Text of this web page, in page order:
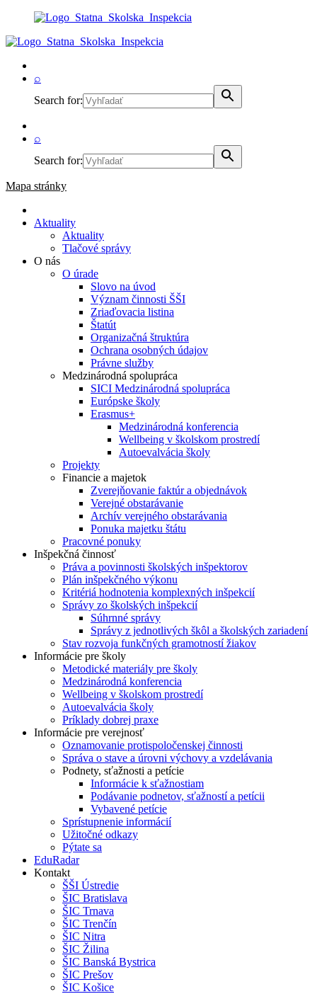
⌕
Search for:
⌕
Search for:
Mapa stránky
Aktuality
Aktuality
Tlačové správy
O nás
O úrade
Slovo na úvod
Význam činnosti ŠŠI
Zriaďovacia listina
Štatút
Organizačná štruktúra
Ochrana osobných údajov
Právne služby
Medzinárodná spolupráca
SICI Medzinárodná spolupráca
Európske školy
Erasmus+
Medzinárodná konferencia
Wellbeing v školskom prostredí
Autoevalvácia školy
Projekty
Financie a majetok
Zverejňovanie faktúr a objednávok
Verejné obstarávanie
Archív verejného obstarávania
Ponuka majetku štátu
Pracovné ponuky
Inšpekčná činnosť
Práva a povinnosti školských inšpektorov
Plán inšpekčného výkonu
Kritériá hodnotenia komplexných inšpekcií
Správy zo školských inšpekcií
Súhrnné správy
Správy z jednotlivých škôl a školských zariadení
Stav rozvoja funkčných gramotností žiakov
Informácie pre školy
Metodické materiály pre školy
Medzinárodná konferencia
Wellbeing v školskom prostredí
Autoevalvácia školy
Príklady dobrej praxe
Informácie pre verejnosť
Oznamovanie protispoločenskej činnosti
Správa o stave a úrovni výchovy a vzdelávania
Podnety, sťažnosti a petície
Informácie k sťažnostiam
Podávanie podnetov, sťažností a petícii
Vybavené petície
Sprístupnenie informácií
Užitočné odkazy
Pýtate sa
EduRadar
Kontakt
ŠŠI Ústredie
ŠIC Bratislava
ŠIC Trnava
ŠIC Trenčín
ŠIC Nitra
ŠIC Žilina
ŠIC Banská Bystrica
ŠIC Prešov
ŠIC Košice